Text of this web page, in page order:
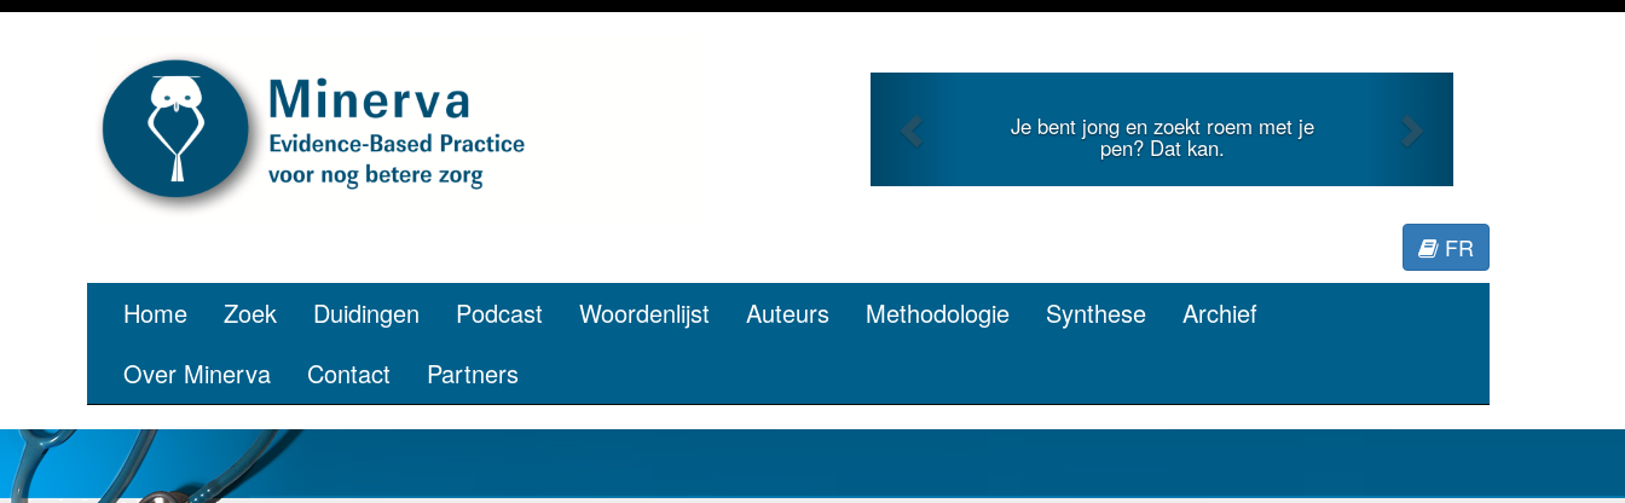
Je bent jong en zoekt roem met je Je duidt internationale literatuur voor
Minerva.
FR
Home Zoek Duidingen Podcast Woordenlijst Auteurs Methodologie Synthese
Archief
Over Minerva
Contact Partners